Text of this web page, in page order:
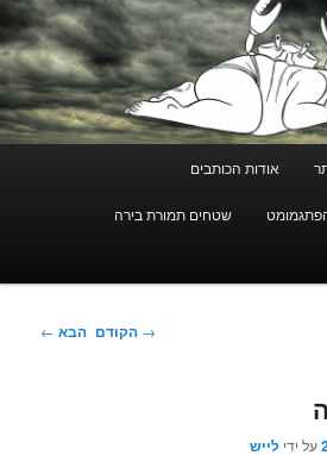
אודות הכותבים
שטחים תמורת בירה
ניווט
→ הקודם הבא ←
על ידילייש